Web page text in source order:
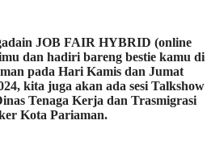
JOB FAIR HYBRID (online
dan hadiri bareng bestie kamu di
pada Hari Kamis dan Jumat
kita juga akan ada sesi Talkshow
Tenaga Kerja dan Trasmigrasi
Kota Pariaman.